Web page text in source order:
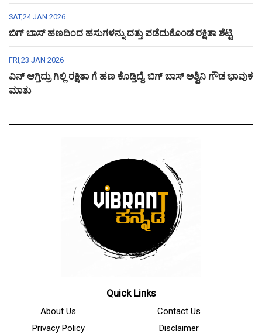
SAT,24 JAN 2026
ಬಿಗ್ ಬಾಸ್ ಹಣದಿಂದ ಹಸುಗಳನ್ನು ದತ್ತು ಪಡೆದುಕೊಂಡ ರಕ್ಷಿತಾ ಶೆಟ್ಟಿ
FRI,23 JAN 2026
ವಿನ್ ಆಗ್ತಿದ್ರು ಗಿಲ್ಲಿ ರಕ್ಷಿತಾ ಗೆ ಹಣ ಕೊಡ್ತಿದ್ದೆ, ಬಿಗ್ ಬಾಸ್ ಅಶ್ವಿನಿ ಗೌಡ ಭಾವುಕ
ಮಾತು
Quick Links
About Us
Contact Us
Privacy Policy
Disclaimer